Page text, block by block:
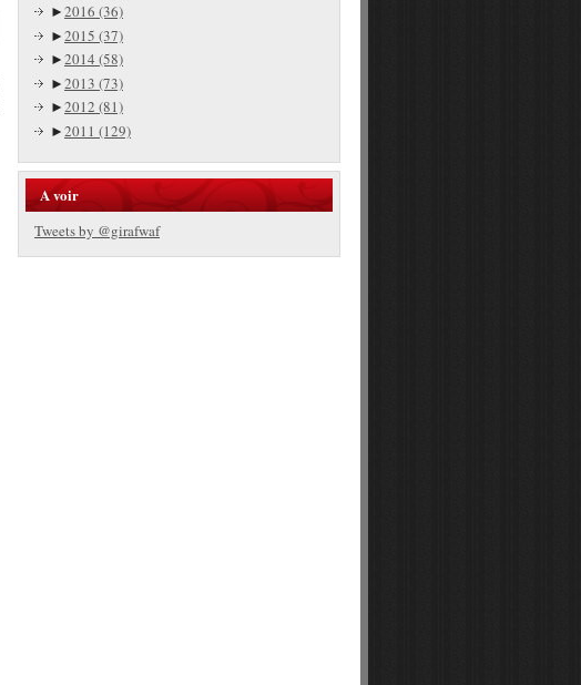
►2016 (36)
►2015 (37)
►2014 (58)
►2013 (73)
►2012 (81)
►2011 (129)
A voir
Tweets by @girafwaf